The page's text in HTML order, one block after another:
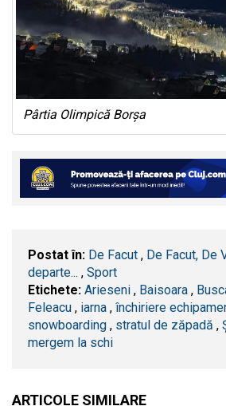
Pârtia Olimpică Borșa
Postat în: De Facut , De Facut, De
departe... , Sport
Etichete: Arieseni , Baisoara ,
Feleacu , iarna , închiriere
snowboarding , stratul de zăpadă ,
mergem la schi
ARTICOLE SIMILARE